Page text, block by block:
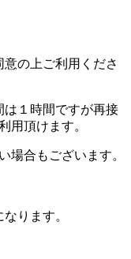
の上ご利用くださ
は１時間ですが再接
用頂けます。
場合もございます。
ります。